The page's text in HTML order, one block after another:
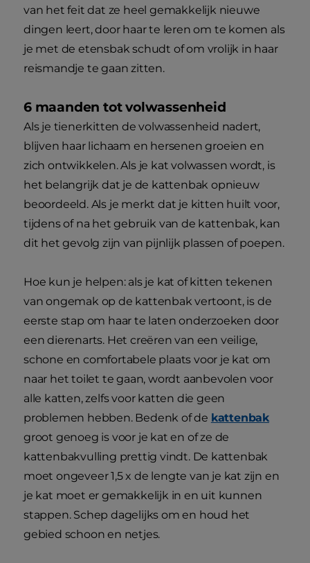
van het feit dat ze heel gemakkelijk nieuwe
dingen leert, door haar te leren om te komen als
je met de etensbak schudt of om vrolijk in haar
reismandje te gaan zitten.
6 maanden tot volwassenheid
Als je tienerkitten de volwassenheid nadert,
blijven haar lichaam en hersenen groeien en
zich ontwikkelen. Als je kat volwassen wordt, is
het belangrijk dat je de kattenbak opnieuw
beoordeeld. Als je merkt dat je kitten huilt voor,
tijdens of na het gebruik van de kattenbak, kan
dit het gevolg zijn van pijnlijk plassen of poepen.
Hoe kun je helpen: als je kat of kitten tekenen
van ongemak op de kattenbak vertoont, is de
eerste stap om haar te laten onderzoeken door
een dierenarts. Het creëren van een veilige,
schone en comfortabele plaats voor je kat om
naar het toilet te gaan, wordt aanbevolen voor
alle katten, zelfs voor katten die geen
problemen hebben. Bedenk of de kattenbak
groot genoeg is voor je kat en of ze de
kattenbakvulling prettig vindt. De kattenbak
moet ongeveer 1,5 x de lengte van je kat zijn en
je kat moet er gemakkelijk in en uit kunnen
stappen. Schep dagelijks om en houd het
gebied schoon en netjes.